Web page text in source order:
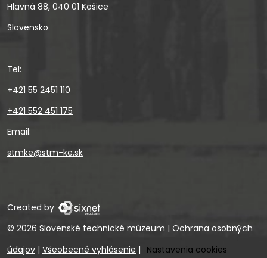
Hlavná 88, 040 01 Košice
Slovensko
Tel:
+421 55 2451 110
+421 552 451 175
Email:
stmke@stm-ke.sk
Created by
© 2026 Slovenské technické múzeum | Ochrana osobných
údajov | Všeobecné vyhlásenie | Nastavenia cookies